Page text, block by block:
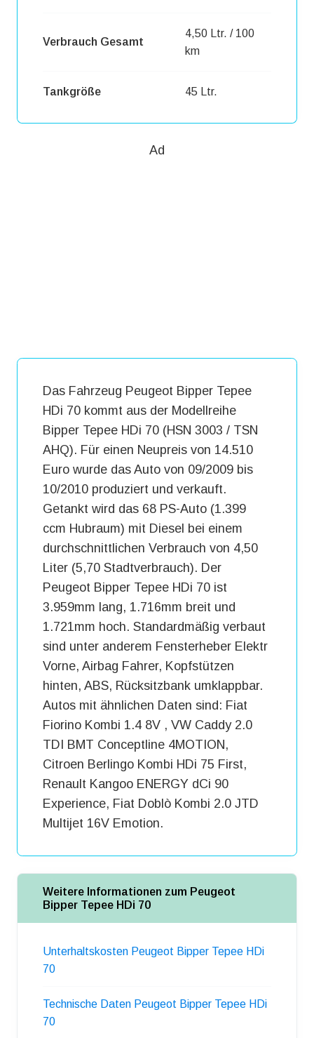
Verbrauch Gesamt
4,50 Ltr. / 100
km
Tankgröße 45 Ltr.
Ad
Das Fahrzeug Peugeot Bipper Tepee
HDi 70 kommt aus der Modellreihe
Bipper Tepee HDi 70 (HSN 3003 / TSN
AHQ). Für einen Neupreis von 14.510
Euro wurde das Auto von 09/2009 bis
10/2010 produziert und verkauft.
Getankt wird das 68 PS-Auto (1.399
ccm Hubraum) mit Diesel bei einem
durchschnittlichen Verbrauch von 4,50
Liter (5,70 Stadtverbrauch). Der
Peugeot Bipper Tepee HDi 70 ist
3.959mm lang, 1.716mm breit und
1.721mm hoch. Standardmäßig verbaut
sind unter anderem Fensterheber Elektr
Vorne, Airbag Fahrer, Kopfstützen
hinten, ABS, Rücksitzbank umklappbar.
Autos mit ähnlichen Daten sind: Fiat
Fiorino Kombi 1.4 8V , VW Caddy 2.0
TDI BMT Conceptline 4MOTION,
Citroen Berlingo Kombi HDi 75 First,
Renault Kangoo ENERGY dCi 90
Experience, Fiat Doblò Kombi 2.0 JTD
Multijet 16V Emotion.
Weitere Informationen zum Peugeot
Bipper Tepee HDi 70
Unterhaltskosten Peugeot Bipper Tepee HDi
70
Technische Daten Peugeot Bipper Tepee HDi
70